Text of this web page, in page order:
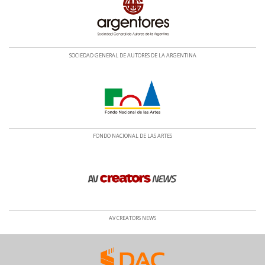
SOCIEDAD GENERAL DE AUTORES DE LA ARGENTINA
FONDO NACIONAL DE LAS ARTES
AV CREATORS NEWS